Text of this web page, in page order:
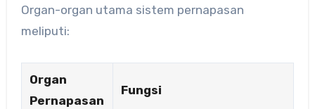
Organ-organ utama sistem pernapasan
meliputi:
Organ
Pernapasan
Fungsi